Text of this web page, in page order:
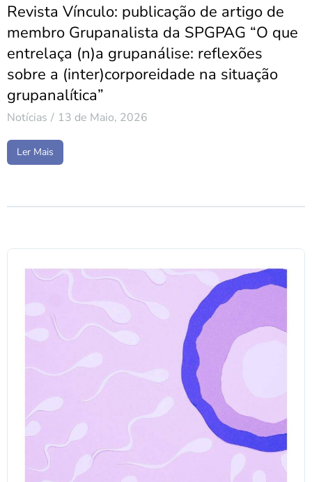
Revista Vínculo: publicação de artigo de
membro Grupanalista da SPGPAG “O que
entrelaça (n)a grupanálise: reflexões
sobre a (inter)corporeidade na situação
grupanalítica”
Notícias 13 de Maio, 2026
Ler Mais